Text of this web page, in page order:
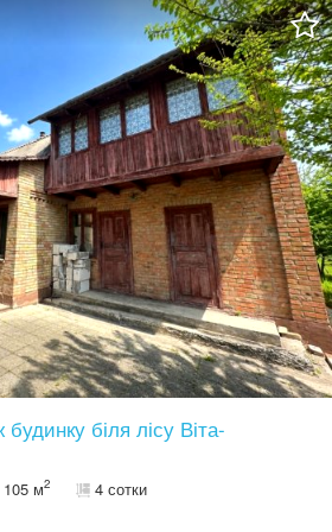
Продумане планування: Перший
вітальня з панорамними вікнами та
* світла житлова кімната; * технічне
вхідна група. Монолітні сходи ведуть
поверх: * три окремі спальні; *
є вихід зі спальні. На території: *
ворота; * власне подвір’я, яке
відпочинку, барбекю чи дитячий
чудовим вибором для сім’ї, яка
та можливість завершити
вже сьогодні та
Будинок готовий до знайомства зі
біля лісу Віта-
105 м2 4 сотки